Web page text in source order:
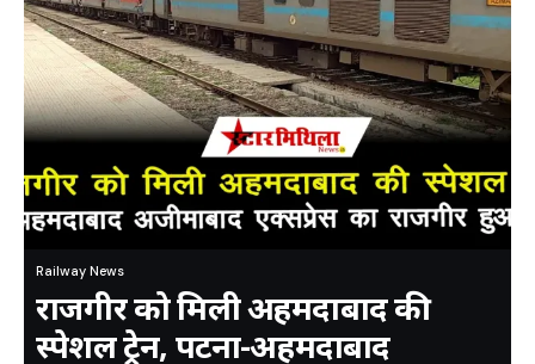
Railway News
राजगीर को मिली अहमदाबाद की
स्पेशल ट्रेन, पटना-अहमदाबाद